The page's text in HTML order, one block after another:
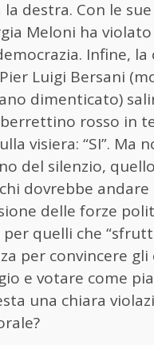
destra. Con le
Meloni ha
Infine, la
Luigi Bersani
dimenticato)
rosso in
visiera: “SI”. Ma
del silenzio,
dovrebbe andare
delle forze
quelli che
per convincere
e votare come
una chiara